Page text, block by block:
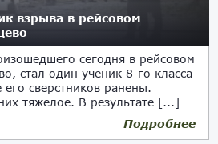
взрыва в рейсовом
сегодня в рейсовом
стал один ученик 8-го класса
сверстников ранены.
тяжелое. В результате [...]
Подробнее